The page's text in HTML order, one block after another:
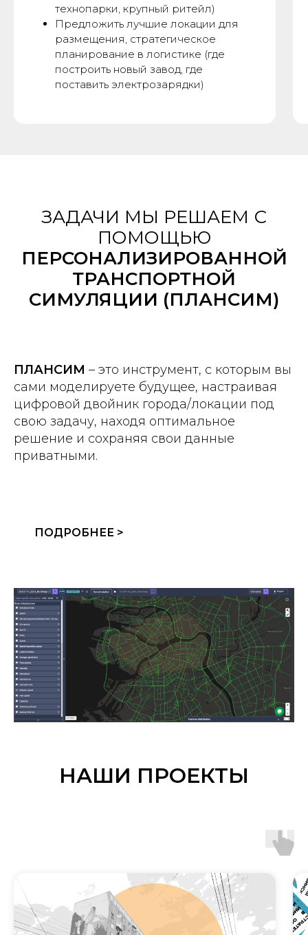
технопарки, крупный ритейл)
Предложить лучшие локации для
размещения, стратегическое
планирование в логистике (где
построить новый завод, где
поставить электрозарядки)
ЗАДАЧИ МЫ РЕШАЕМ С
ПОМОЩЬЮ
ПЕРСОНАЛИЗИРОВАННОЙ
ТРАНСПОРТНОЙ
СИМУЛЯЦИИ (ПЛАНСИМ)
ПЛАНСИМ – это инструмент, с которым вы
сами моделируете будущее, настраивая
цифровой двойник города/локации под
свою задачу, находя оптимальное
решение и сохраняя свои данные
приватными.
ПОДРОБНЕЕ >
НАШИ ПРОЕКТЫ